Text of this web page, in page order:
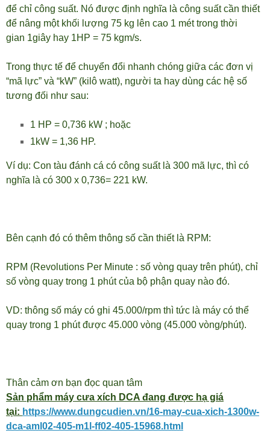
để chỉ công suất. Nó được định nghĩa là công suất cần thiết
để nâng một khối lượng 75 kg lên cao 1 mét trong thời
gian 1giây hay 1HP = 75 kgm/s.
Trong thực tế để chuyển đổi nhanh chóng giữa các đơn vị
“mã lực” và “kW” (kilô watt), người ta hay dùng các hệ số
tương đối như sau:
1 HP = 0,736 kW ; hoặc
1kW = 1,36 HP.
Ví dụ: Con tàu đánh cá có công suất là 300 mã lực, thì có
nghĩa là có 300 x 0,736= 221 kW.
Bên cạnh đó có thêm thông số cần thiết là RPM:
RPM (Revolutions Per Minute : số vòng quay trên phút), chỉ
số vòng quay trong 1 phút của bộ phận quay nào đó.
VD: thông số máy có ghi 45.000/rpm thì tức là máy có thể
quay trong 1 phút được 45.000 vòng (45.000 vòng/phút).
Thân cảm ơn bạn đọc quan tâm
Sản phẩm máy cưa xích DCA đang được hạ giá
tại: https://www.dungcudien.vn/16-may-cua-xich-1300w-
dca-aml02-405-m1l-ff02-405-15968.html